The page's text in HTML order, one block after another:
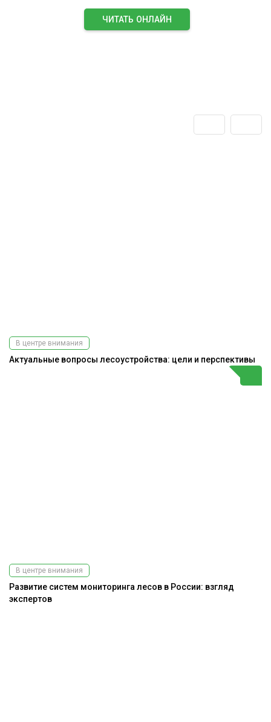
ЧИТАТЬ ОНЛАЙН
В центре внимания
Актуальные вопросы лесоустройства: цели и перспективы
В центре внимания
Развитие систем мониторинга лесов в России: взгляд
экспертов